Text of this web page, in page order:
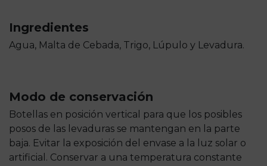
Ingredientes
Agua, Malta de Cebada, Trigo, Lúpulo y Levadura.
Modo de conservación
Botellas en posición vertical para que los posibles
posos de las levaduras se mantengan en la parte
baja. Evitar la exposición del envase a la luz solar o
artificial. Conservar a una temperatura constante